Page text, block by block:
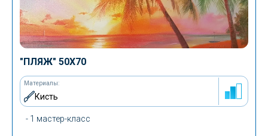
"ПЛЯЖ" 50Х70
- 1 мастер-класс
Материалы:
Кисть
Море
Люди